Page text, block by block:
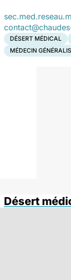
DÉSERT MÉDICAL
MÉDECIN
Désert